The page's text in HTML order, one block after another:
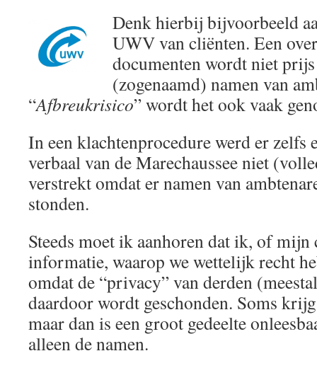
Denk hierbij bijvoorbeeld
UWV van cliënten. Een
documenten wordt niet
(zogenaamd) namen van
“Afbreukrisico” wordt het ook vaak
In een klachtenprocedure werd er zelfs
verbaal van de Marechaussee niet
verstrekt omdat er namen van
stonden.
Steeds moet ik aanhoren dat ik, of mijn
informatie, waarop we wettelijk recht
omdat de “privacy” van derden
daardoor wordt geschonden. Soms
maar dan is een groot gedeelte
alleen de namen.